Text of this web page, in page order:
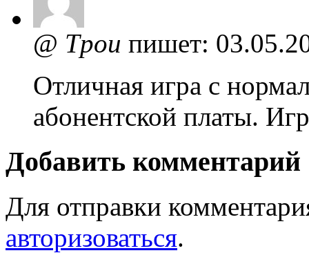
@ Tpou пишет:
Отличная игра с
абонентской платы.
Добавить комментарий
Для отправки
авторизоваться.